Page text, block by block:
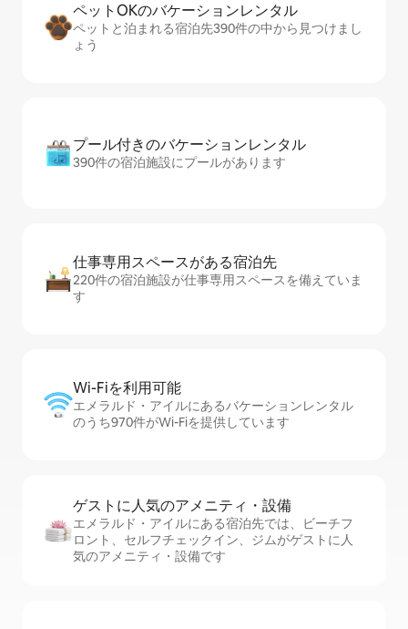
ペットOKのバ⁠ケ⁠ー⁠シ⁠ョ⁠ンレ⁠ン⁠タ⁠ル
ペットと泊まれる宿泊先390件の中から見つけまし
ょう
プール付きのバ⁠ケ⁠ー⁠シ⁠ョ⁠ンレ⁠ン⁠タ⁠ル
390件の宿泊施設にプールがあります
仕事専用ス⁠ペ⁠ー⁠スがあ⁠る宿⁠泊⁠先
220件の宿泊施設が仕事専用スペースを備えていま
す
Wi-Fiを利⁠用⁠可⁠能
エメラルド・アイルにあるバケーションレンタル
のうち970件がWi-Fiを提供しています
ゲストに人⁠気⁠のア⁠メ⁠ニ⁠テ⁠ィ・設⁠備
エメラルド・アイルにある宿泊先では、ビーチフ
ロント、セ⁠ル⁠フチ⁠ェ⁠ッ⁠ク⁠イ⁠ン、ジムがゲストに人
気のアメニティ・設備です